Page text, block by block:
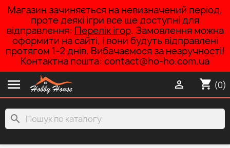
Магазин зачиняється на невизначений період,
проте деякі ігри все ще доступні для
відправлення: Перелік ігор. Замовлення можна
оформити на сайті, і вони будуть відправлені
протягом 1-2 днів. Вибачаємося за незручності!
Контактна пошта: contact@ho-ho.com.ua
 shopping_cart (0)

search